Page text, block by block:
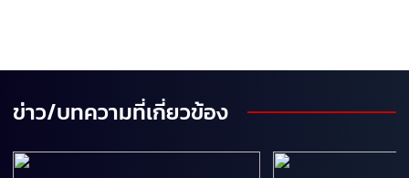
ข่าว/บทความที่เกี่ยวข้อง